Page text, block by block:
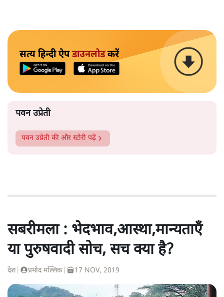
सत्य हिन्दी ऐपडाउनलोडकरें
पवन उप्रेती
पवन उप्रेती की और स्टोरी पढ़ें
सबरीमला : भेदभाव,आस्था,मान्यताएँ
या पुरुषवादी सोच, सच क्या है?
देश प्रमोद मल्लिक 17 NOV, 2019